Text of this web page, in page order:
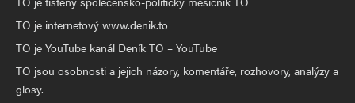
TO je internetový www.denik.to
TO je YouTube kanál Deník TO – YouTube
TO jsou osobnosti a jejich názory, komentáře, rozhovory, analýzy a
glosy.